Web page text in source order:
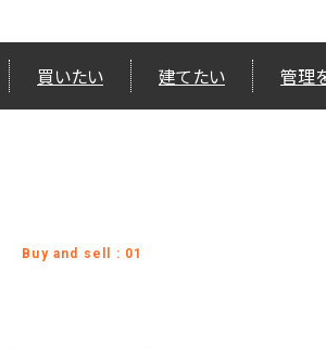
買いたい 建てたい 管理
Buy and sell : 01